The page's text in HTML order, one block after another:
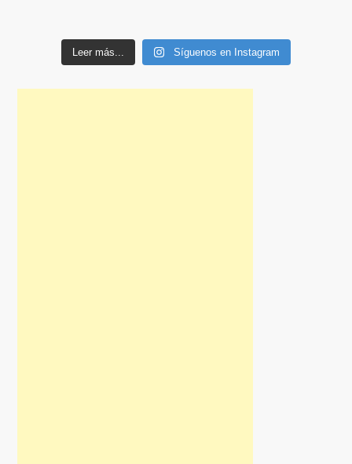
Leer más... Síguenos en Instagram